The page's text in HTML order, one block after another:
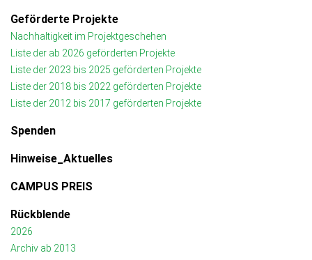
Geförderte Projekte
Nachhaltigkeit im Projektgeschehen
Liste der ab 2026 geförderten Projekte
Liste der 2023 bis 2025 geförderten Projekte
Liste der 2018 bis 2022 geförderten Projekte
Liste der 2012 bis 2017 geförderten Projekte
Spenden
Hinweise_Aktuelles
CAMPUS PREIS
Rückblende
2026
Archiv ab 2013